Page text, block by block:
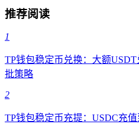
推荐阅读
1
TP钱包稳定币兑换：大额
批策略
2
TP钱包稳定币充提：USDC充